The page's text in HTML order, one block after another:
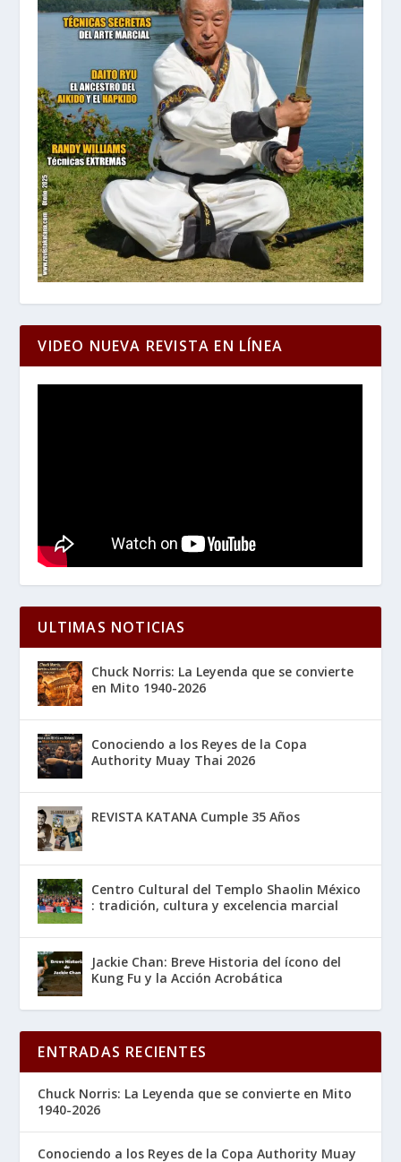
VIDEO NUEVA REVISTA EN LÍNEA
ULTIMAS NOTICIAS
Chuck Norris: La Leyenda que se convierte
en Mito 1940-2026
Conociendo a los Reyes de la Copa
Authority Muay Thai 2026
REVISTA KATANA Cumple 35 Años
Centro Cultural del Templo Shaolin México
: tradición, cultura y excelencia marcial
Jackie Chan: Breve Historia del ícono del
Kung Fu y la Acción Acrobática
ENTRADAS RECIENTES
Chuck Norris: La Leyenda que se convierte en Mito
1940-2026
Conociendo a los Reyes de la Copa Authority Muay